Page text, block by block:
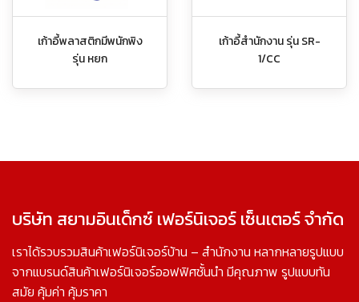
เก้าอี้พลาสติกมีพนักพิง
รุ่น หยก
เก้าอี้สำนักงาน รุ่น SR-
1/CC
บริษัท สยามอินเด็กซ์ เฟอร์นิเจอร์ เซ็นเตอร์ จำกัด
เราได้รวบรวมสินค้าเฟอร์นิเจอร์บ้าน – สำนักงาน หลากหลายรูปแบบ
จากแบรนด์สินค้าเฟอร์นิเจอร์ออฟฟิศชั้นนำ มีคุณภาพ รูปแบบทัน
สมัย คุ้มค่า คุ้มราคา